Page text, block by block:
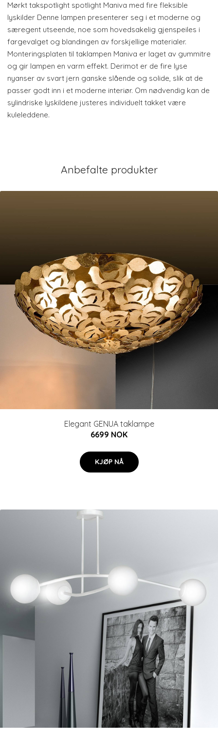
Mørkt takspotlight spotlight Maniva med fire fleksible
lyskilder Denne lampen presenterer seg i et moderne og
særegent utseende, noe som hovedsakelig gjenspeiles i
fargevalget og blandingen av forskjellige materialer.
Monteringsplaten til taklampen Maniva er laget av gummitre
og gir lampen en varm effekt. Derimot er de fire lyse
nyanser av svart jern ganske slående og solide, slik at de
passer godt inn i et moderne interiør. Om nødvendig kan de
sylindriske lyskildene justeres individuelt takket være
kuleleddene.
Anbefalte produkter
Elegant GENUA taklampe
6699 NOK
KJØP NÅ